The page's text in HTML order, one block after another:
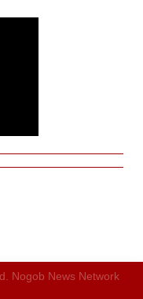
Nogob News Network